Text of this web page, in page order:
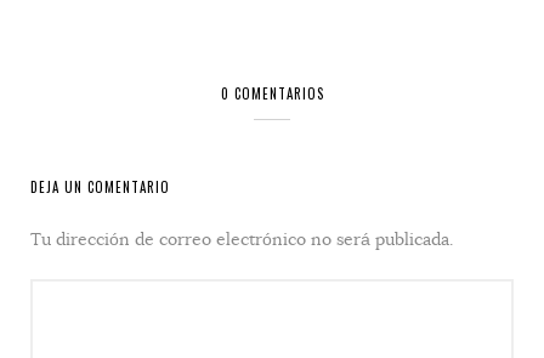
0 COMENTARIOS
DEJA UN COMENTARIO
Tu dirección de correo electrónico no será publicada.